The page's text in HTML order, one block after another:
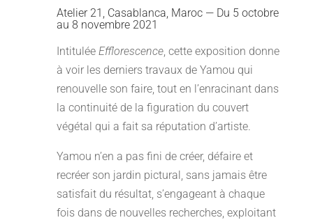
Atelier 21, Casablanca, Maroc — Du 5 octobre
au 8 novembre 2021
Intitulée Efflorescence, cette exposition donne
à voir les derniers travaux de Yamou qui
renouvelle son faire, tout en l’enracinant dans
la continuité de la figuration du couvert
végétal qui a fait sa réputation d’artiste.
Yamou n’en a pas fini de créer, défaire et
recréer son jardin pictural, sans jamais être
satisfait du résultat, s’engageant à chaque
fois dans de nouvelles recherches, exploitant